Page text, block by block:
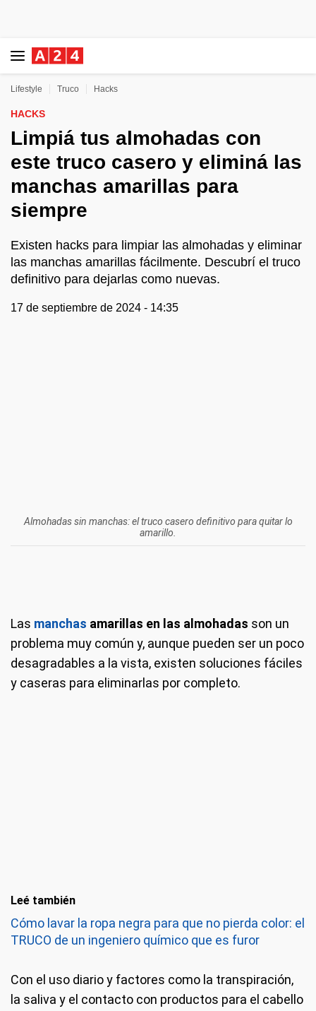
Lifestyle Truco Hacks
HACKS
Limpiá tus almohadas con
este truco casero y eliminá las
manchas amarillas para
siempre
Existen hacks para limpiar las almohadas y eliminar
las manchas amarillas fácilmente. Descubrí el truco
definitivo para dejarlas como nuevas.
17 de septiembre de 2024 - 14:35
Almohadas sin manchas: el truco casero definitivo para quitar lo
amarillo.
Las manchas amarillas en las almohadas son un
problema muy común y, aunque pueden ser un poco
desagradables a la vista, existen soluciones fáciles
y caseras para eliminarlas por completo.
Leé también
Cómo lavar la ropa negra para que no pierda color: el
TRUCO de un ingeniero químico que es furor
Con el uso diario y factores como la transpiración,
la saliva y el contacto con productos para el cabello